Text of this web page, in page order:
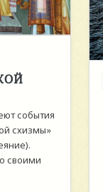
события
схизмы»
своими